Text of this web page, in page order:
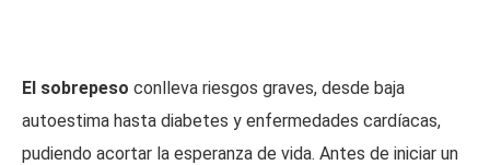
El sobrepeso conlleva riesgos graves, desde baja
autoestima hasta diabetes y enfermedades cardíacas,
pudiendo acortar la esperanza de vida. Antes de iniciar un